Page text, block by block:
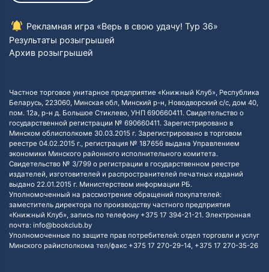
Рекламная игра «Верь в свою удачу! Тур 36»
Результаты розыгрышей
Архив розыгрышей
Частное торговое унитарное предприятие «Книжный Клуб», Республика
Беларусь, 223060, Минская обл, Минский р-н, Новодворский с/с, дом 40,
пом. 12а, р-н д. Большое Стиклево, УНП 690660411. Свидетельство о
государственной регистрации № 690660411. Зарегистрировано в
Минском облисполкоме 30.03.2015 г. Зарегистрировано в торговом
реестре 04.02.2015 г., регистрация № 187656 выдана Управлением
экономики Минского районного исполнительного комитета.
Свидетельство № 3/799 о регистрации в государственном реестре
издателей, изготовителей и распространителей печатных изданий
выдано 22.01.2015 г. Министерством информации РБ.
Уполномоченный на рассмотрение обращений покупателей:
заместитель директора по производству частного предприятия
«Книжный Клуб», запись по телефону +375 17 394-21-21. Электронная
почта: info@bookclub.by
Уполномоченные по защите прав потребителей: отдел торговли и услуг
Минского райисполкома тел/факс +375 17 270-29-14, +375 17 270-35-26